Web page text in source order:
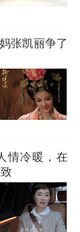
张凯丽争了
情冷暖，在